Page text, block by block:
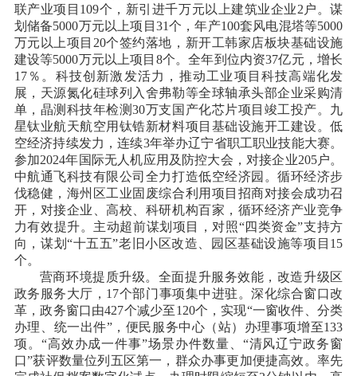
联产业项目109个，新引进千万元以上建筑业企业2户。谋
划储备5000万元以上项目31个，年产100套风电混塔等5000
万元以上项目20个签约落地，新开工韩家店板块基础设施
建设等5000万元以上项目8个。全年到位内资37亿元，增长
17％。科技创新激发活力，推动工业项目科技高端化发
展，天源氮化硅球列入舍弗勒等全球轴承头部企业采购清
单，晶测科技年检测30万支国产化芯片项目竣工投产。九
星钛业航天航空用钛锆新材料项目基础设施开工建设。低
空经济持续发力，连续3年举办辽宁省职工职业技能大赛。
参加2024年国际无人机应用及防控大会，对接企业205户。
中航通飞科技有限公司全力打造低空经济园。循环经济步
伐稳健，海州区工业固废综合利用项目招商对接会成功召
开，对接企业、高校、科研机构百家，循环经济产业竞争
力有效提升。主动超前谋划项目，对照“四类资金”支持方
向，谋划“十五五”老旧小区改造、园区基础设施等项目15
个。
营商环境提质升级。全面提升服务效能，改造升级区
政务服务大厅， 17个部门事项集中进驻。深化综合窗口改
革，政务窗口由427个减少至120个，实现“一窗收件、分类
办理、统一出件”，便民服务中心（站）办理事项增至133
项。“高效办成一件事”场景办件数量、“清风辽宁政务窗
口”获评数量位列五区第一，群众办事更加便捷高效。率先